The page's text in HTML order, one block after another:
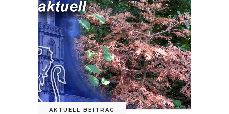
AKTUELL BEITRAG